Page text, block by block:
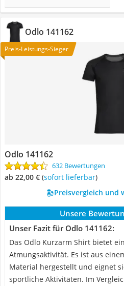
Odlo 141162
Preis-Leistungs-Sieger
Odlo 141162
632 Bewertungen
ab 22,00 € ( Sofort lieferbar)
Preisvergleich und
Unsere
Unser Fazit für Odlo 141162:
Das Odlo Kurzarm Shirt bietet
Atmungsaktivität. Es ist aus
Material hergestellt und eignet
sportliche Aktivitäten. Im